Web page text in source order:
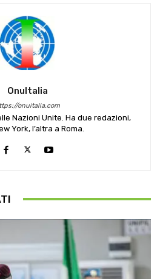
OnuItalia
onuitalia.com
Nazioni Unite. Ha due redazioni,
York, l’altra a Roma.